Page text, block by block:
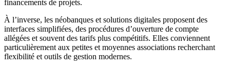
financements de projets.
À l’inverse, les néobanques et solutions digitales proposent des
interfaces simplifiées, des procédures d’ouverture de compte
allégées et souvent des tarifs plus compétitifs. Elles conviennent
particulièrement aux petites et moyennes associations recherchant
flexibilité et outils de gestion modernes.